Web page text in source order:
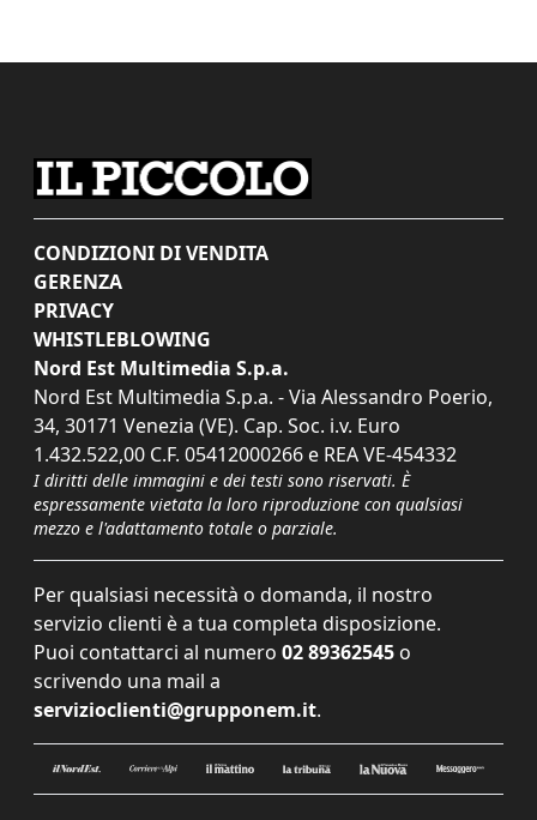
CONDIZIONI DI VENDITA
GERENZA
PRIVACY
WHISTLEBLOWING
Nord Est Multimedia S.p.a.
Nord Est Multimedia S.p.a. - Via Alessandro Poerio,
34, 30171 Venezia (VE). Cap. Soc. i.v. Euro
1.432.522,00 C.F. 05412000266 e REA VE-454332
I diritti delle immagini e dei testi sono riservati. È
espressamente vietata la loro riproduzione con qualsiasi
mezzo e l'adattamento totale o parziale.
Per qualsiasi necessità o domanda, il nostro
servizio clienti è a tua completa disposizione.
Puoi contattarci al numero 02 89362545 o
scrivendo una mail a
servizioclienti@grupponem.it.